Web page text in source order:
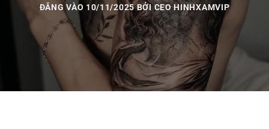
ĐĂNG VÀO 10/11/2025 BỞICEO HINHXAMVIP